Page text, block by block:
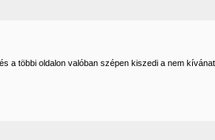
a többi oldalon valóban szépen kiszedi a nem